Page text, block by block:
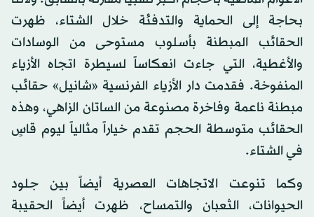
بحاجة إلى الحماية والتدفئة خلال الشتاء، ظهرت
الحقائب المبطنة بأسلوب مستوحى من الوسادات
والأغطية، التي جاءت انعكاساً لسيطرة اتجاه الأزياء
المنفوخة. فقدمت دار الأزياء الفرنسية «شانيل» حقائب
مبطنة ناعمة وفاخرة مصنوعة من الساتان الزاهي، وهذه
الحقائب متوسطة الحجم تقدم خياراً مثالياً ليوم قاسٍ
في الشتاء.
وكما تنوعت الاتجاهات العصرية أيضاً بين جلود
الحيوانات، الثعبان والتمساح، ظهرت أيضاً الحقيبة